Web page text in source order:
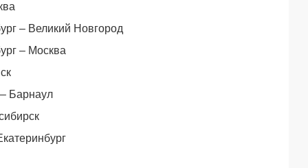
– Великий Новгород
– Москва
Барнаул